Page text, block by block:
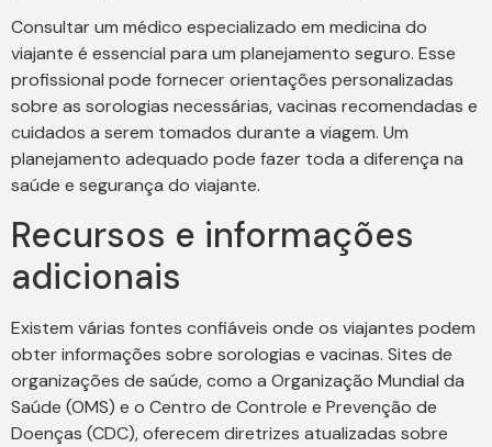
Consultar um médico especializado em medicina do
viajante é essencial para um planejamento seguro. Esse
profissional pode fornecer orientações personalizadas
sobre as sorologias necessárias, vacinas recomendadas e
cuidados a serem tomados durante a viagem. Um
planejamento adequado pode fazer toda a diferença na
saúde e segurança do viajante.
Recursos e informações
adicionais
Existem várias fontes confiáveis onde os viajantes podem
obter informações sobre sorologias e vacinas. Sites de
organizações de saúde, como a Organização Mundial da
Saúde (OMS) e o Centro de Controle e Prevenção de
Doenças (CDC), oferecem diretrizes atualizadas sobre